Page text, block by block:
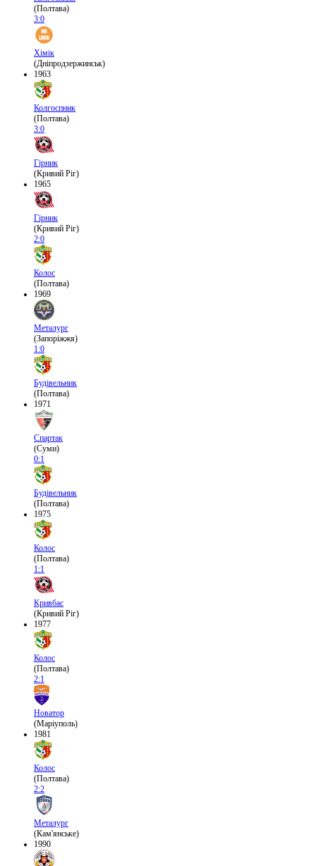
(Полтава)
3:0
Хімік
(Дніпродзержинськ)
1963
Колгоспник
(Полтава)
3:0
Гірник
(Кривий Ріг)
1965
Гірник
(Кривий Ріг)
2:0
Колос
(Полтава)
1969
Металург
(Запоріжжя)
1:0
Будівельник
(Полтава)
1971
Спартак
(Суми)
0:1
Будівельник
(Полтава)
1975
Колос
(Полтава)
1:1
Кривбас
(Кривий Ріг)
1977
Колос
(Полтава)
2:1
Новатор
(Маріуполь)
1981
Колос
(Полтава)
2:2
Металург
(Кам'янське)
1990